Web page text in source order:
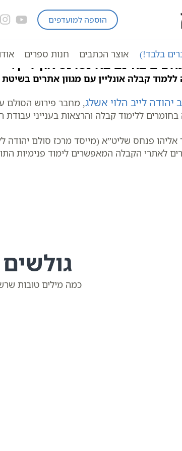
הוספה למועדפים
בלבד!) אוצר הכתבים חנות ספרים
מומלצים – מקובלים עלינו
בחינם באינטרנט און ליין?
קבלה אונליין עם מגוון אתרים
יהודה לייב הלוי אשלג, מחבר פירוש הסולם
ללימוד קבלה והרצאות בענייני
פנחס שליט”א (מייסד מרכז סולם יהודה
לאתרי הקבלה המאפשרים לימוד פנימיות
גולשים
כמה מילים טובות